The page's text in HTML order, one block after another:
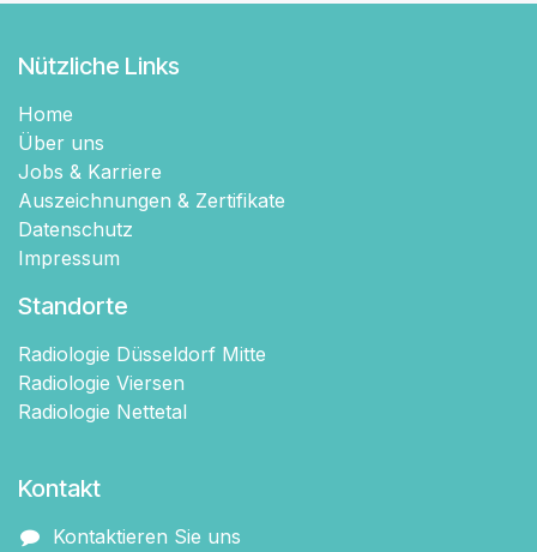
Nützliche Links
Home
Über uns
Jobs & Karriere
Auszeichnungen & Zertifikate
Datenschutz
Impressum
Standorte
Radiologie Düsseldorf Mitte
Radiologie Viersen
Radiologie Nettetal
Kontakt
Kontaktieren Sie uns